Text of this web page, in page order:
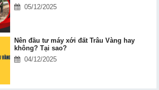
05/12/2025
Nên đầu tư máy xới đất Trâu Vàng hay
không? Tại sao?
04/12/2025